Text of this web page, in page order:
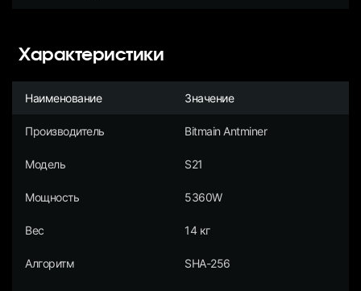
Характеристики
Наименование Значение
Производитель Bitmain Antminer
Модель S21
Мощность 5360W
Вес 14 кг
Алгоритм SHA-256